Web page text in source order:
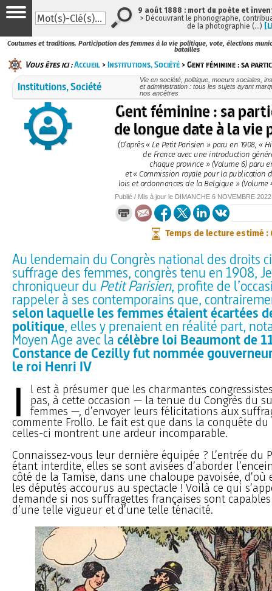
Coutumes et traditions. Participation des femmes à la vie politique, vote, élections
batailles
Vous êtes ici :Accueil >Institutions, Société > Gent féminine : sa
Institutions, Société
Vie en société, politique, moeurs sociales,
et administration : tous les sujets ayant
nos ancêtres
Gent féminine : sa
de longue date à la vie
(D’après « Le Petit Parisien » paru en 1908, «
de France avec une introduction
chaque province » (Volume 6) paru
et « Commission royale pour la publication
lois et ordonnances de la Belgique » (Volume
Publié / Mis à jour le DIMANCHE 6 NOVEMBRE 2022
Temps de lecture estimé :
Au lendemain du Congrès national des droits
suffrage des femmes, congrès tenu en 1908,
chroniqueur du Petit Parisien, profite de
rappeler à ses contemporains que,
selon laquelle les femmes étaient écartées
politique, elles y prenaient en réalité part,
Moyen Age avec lacélèbre loi Beaumont de
Constance de Cezilly fut nommée
le roi Henri IV
I
l est à présumer que les charmantes
pas, à cette occasion — la tenue du Congrès du
femmes —, d’envoyer leurs félicitations aux
commente Frollo. Le fait est que dans la conquête
celles-ci montrent une ardeur incomparable.
Connaissez-vous leur dernière équipée ? L’entrée du
étant interdite, elles se sont avisées d’aborder
côté de la Tamise, dans une chaloupe pavoisée,
les députés accourus au spectacle ! Voilà ce qui
demande si nos suffragettes françaises sont
d’une telle vigueur et d’une telle ténacité.
9 août 1888 : mort du poète et
> Découvrant le phonographe,
de la photographie (…)